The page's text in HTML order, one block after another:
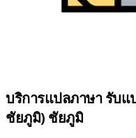
บริการแปลภาษา รับแ
ชัยภูมิ) ชัยภูมิ